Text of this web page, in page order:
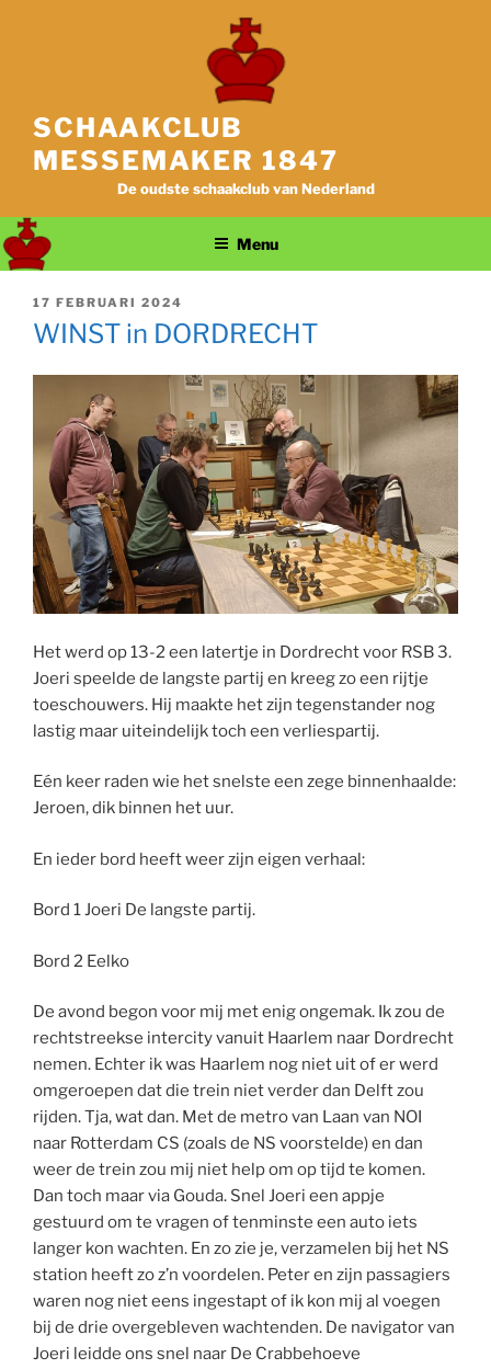
SCHAAKCLUB
MESSEMAKER 1847
De oudste schaakclub van Nederland
Menu
GEPLAATST
OP
17 FEBRUARI 2024
WINST in DORDRECHT
Het werd op 13-2 een latertje in Dordrecht voor RSB 3.
Joeri speelde de langste partij en kreeg zo een rijtje
toeschouwers. Hij maakte het zijn tegenstander nog
lastig maar uiteindelijk toch een verliespartij.
Eén keer raden wie het snelste een zege binnenhaalde:
Jeroen, dik binnen het uur.
En ieder bord heeft weer zijn eigen verhaal:
Bord 1 Joeri De langste partij.
Bord 2 Eelko
De avond begon voor mij met enig ongemak. Ik zou de
rechtstreekse intercity vanuit Haarlem naar Dordrecht
nemen. Echter ik was Haarlem nog niet uit of er werd
omgeroepen dat die trein niet verder dan Delft zou
rijden. Tja, wat dan. Met de metro van Laan van NOI
naar Rotterdam CS (zoals de NS voorstelde) en dan
weer de trein zou mij niet help om op tijd te komen.
Dan toch maar via Gouda. Snel Joeri een appje
gestuurd om te vragen of tenminste een auto iets
langer kon wachten. En zo zie je, verzamelen bij het NS
station heeft zo z’n voordelen. Peter en zijn passagiers
waren nog niet eens ingestapt of ik kon mij al voegen
bij de drie overgebleven wachtenden. De navigator van
Joeri leidde ons snel naar De Crabbehoeve